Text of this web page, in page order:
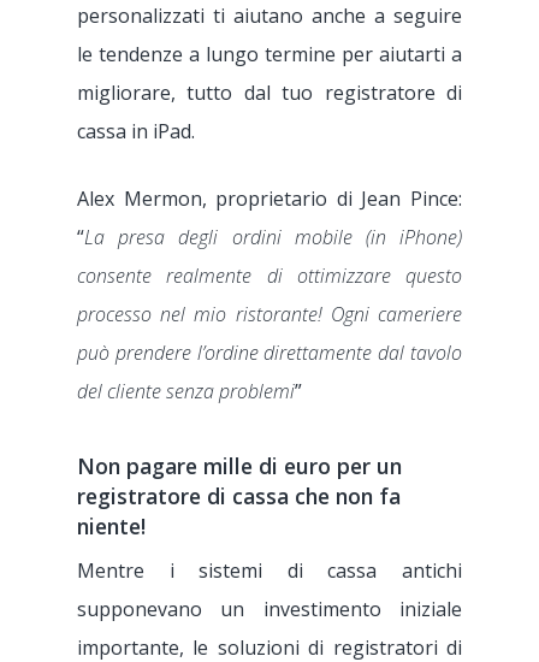
personalizzati ti aiutano anche a seguire
le tendenze a lungo termine per aiutarti a
migliorare, tutto dal tuo registratore di
cassa in iPad.
Alex Mermon, proprietario di Jean Pince:
“La presa degli ordini mobile (in iPhone)
consente realmente di ottimizzare questo
processo nel mio ristorante! Ogni cameriere
può prendere l’ordine direttamente dal tavolo
del cliente senza problemi”
Non pagare mille di euro per un
registratore di cassa che non fa
niente!
Mentre i sistemi di cassa antichi
supponevano un investimento iniziale
importante, le soluzioni di registratori di